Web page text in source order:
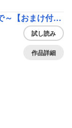
ドS教師の教育指導～お仕置きはカラダで～【おまけ付きRenta！限定版】
試し読み
作品詳細